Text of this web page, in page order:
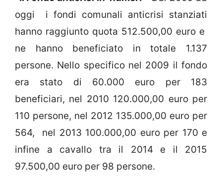
oggi i fondi comunali anticrisi stanziati
hanno raggiunto quota 512.500,00 euro e
ne hanno beneficiato in totale 1.137
persone. Nello specifico nel 2009 il fondo
era stato di 60.000 euro per 183
beneficiari, nel 2010 120.000,00 euro per
110 persone, nel 2012 135.000,00 euro per
564, nel 2013 100.000,00 euro per 170 e
infine a cavallo tra il 2014 e il 2015
97.500,00 euro per 98 persone.